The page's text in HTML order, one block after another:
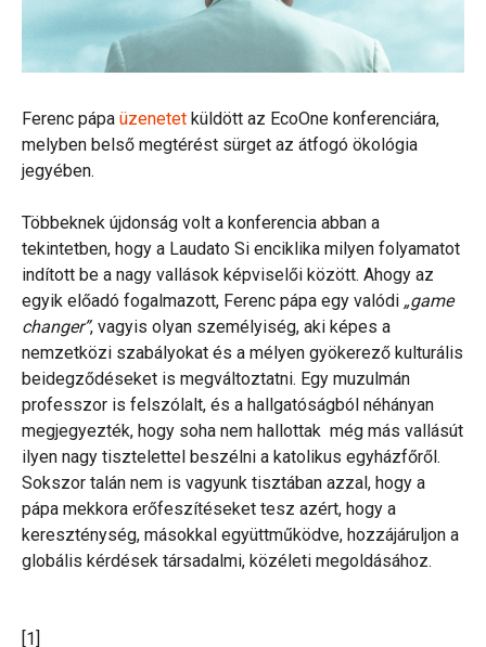
Ferenc pápa üzenetet küldött az EcoOne konferenciára,
melyben belső megtérést sürget az átfogó ökológia
jegyében.
Többeknek újdonság volt a konferencia abban a
tekintetben, hogy a Laudato Si enciklika milyen folyamatot
indított be a nagy vallások képviselői között. Ahogy az
egyik előadó fogalmazott, Ferenc pápa egy valódi „game
changer”, vagyis olyan személyiség, aki képes a
nemzetközi szabályokat és a mélyen gyökerező kulturális
beidegződéseket is megváltoztatni. Egy muzulmán
professzor is felszólalt, és a hallgatóságból néhányan
megjegyezték, hogy soha nem hallottak még más vallásút
ilyen nagy tisztelettel beszélni a katolikus egyházfőről.
Sokszor talán nem is vagyunk tisztában azzal, hogy a
pápa mekkora erőfeszítéseket tesz azért, hogy a
kereszténység, másokkal együttműködve, hozzájáruljon a
globális kérdések társadalmi, közéleti megoldásához.
[1]